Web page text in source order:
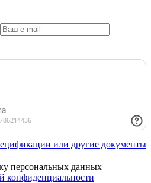
или другие документы
персональных данных
конфиденциальности